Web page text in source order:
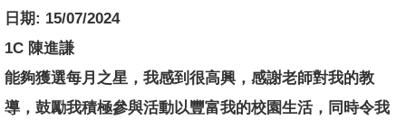
日期: 15/07/2024
1C 陳進謙
能夠獲選每月之星，我感到很高興，感謝老師對我的教
導，鼓勵我積極參與活動以豐富我的校園生活，同時令我